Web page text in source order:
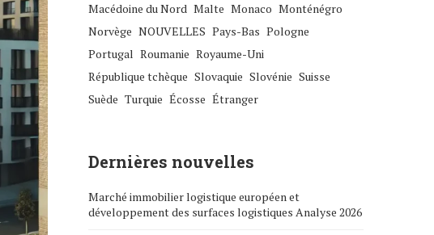
Macédoine du Nord Malte Monaco Monténégro
Norvège NOUVELLES Pays-Bas Pologne
Portugal Roumanie Royaume-Uni
République tchèque Slovaquie Slovénie Suisse
Suède Turquie Écosse Étranger
Dernières nouvelles
Marché immobilier logistique européen et
développement des surfaces logistiques Analyse 2026